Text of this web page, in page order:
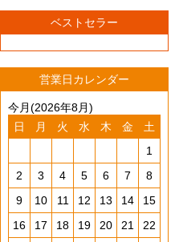
ベストセラー
営業日カレンダー
今月(2026年8月)
日
月 火 水 木 金
土
1
2
3 4 5 6 7
8
9
10 11 12 13 14
15
16
17 18 19 20 21
22